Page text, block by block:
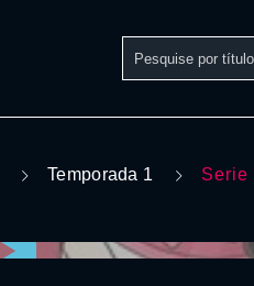
Temporada 1 Serie